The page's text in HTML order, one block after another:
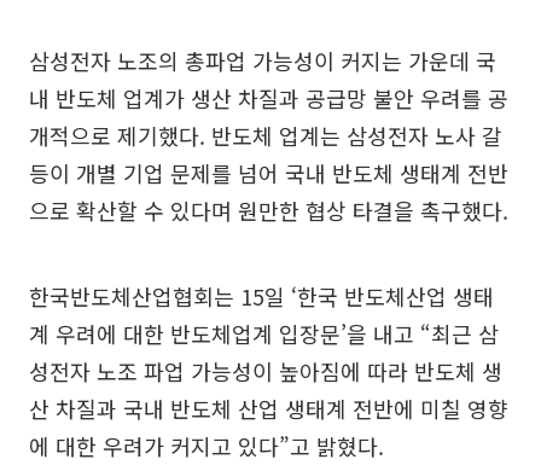
삼성전자 노조의 총파업 가능성이 커지는 가운데 국
내 반도체 업계가 생산 차질과 공급망 불안 우려를 공
개적으로 제기했다. 반도체 업계는 삼성전자 노사 갈
등이 개별 기업 문제를 넘어 국내 반도체 생태계 전반
으로 확산할 수 있다며 원만한 협상 타결을 촉구했다.
한국반도체산업협회는 15일 ‘한국 반도체산업 생태
계 우려에 대한 반도체업계 입장문’을 내고 “최근 삼
성전자 노조 파업 가능성이 높아짐에 따라 반도체 생
산 차질과 국내 반도체 산업 생태계 전반에 미칠 영향
에 대한 우려가 커지고 있다”고 밝혔다.